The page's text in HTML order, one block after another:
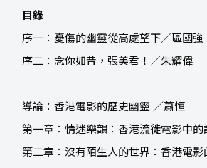
目錄
序一：憂傷的幽靈從高處望下／區國強
序二：念你如昔，張美君！／朱耀偉
導論：香港電影的歷史幽靈 ／蕭恒
第一章：情迷樂韻：香港流徙電影中
第二章：沒有陌生人的世界：香港電影